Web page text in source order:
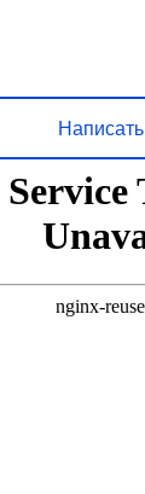
Написать